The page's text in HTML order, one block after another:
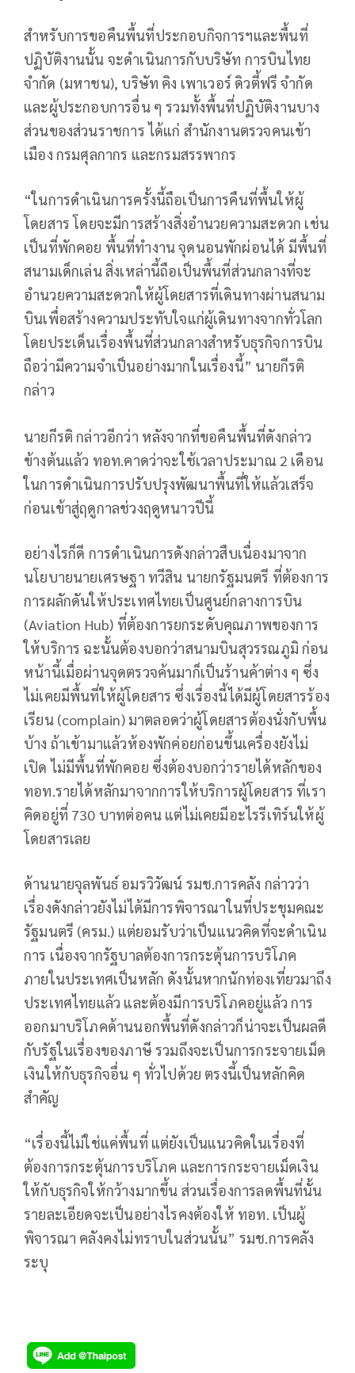
สำหรับการขอคืนพื้นที่ประกอบกิจการฯและพื้นที่
ปฏิบัติงานนั้น จะดำเนินการกับบริษัท การบินไทย
จำกัด (มหาชน), บริษัท คิง เพาเวอร์ ดิวตี้ฟรี จำกัด
และผู้ประกอบการอื่น ๆ รวมทั้งพื้นที่ปฏิบัติงานบาง
ส่วนของส่วนราชการ ได้แก่ สำนักงานตรวจคนเข้า
เมือง กรมศุลกากร และกรมสรรพากร
“ในการดำเนินการครั้งนี้ถือเป็นการคืนที่พื้นให้ผู้
โดยสาร โดยจะมีการสร้างสิ่งอำนวยความสะดวก เช่น
เป็นที่พักคอย พื้นที่ทำงาน จุดนอนพักผ่อนได้ มีพื้นที่
สนามเด็กเล่น สิ่งเหล่านี้ถือเป็นพื้นที่ส่วนกลางที่จะ
อำนวยความสะดวกให้ผู้โดยสารที่เดินทางผ่านสนาม
บินเพื่อสร้างความประทับใจแก่ผู้เดินทางจากทั่วโลก
โดยประเด็นเรื่องพื้นที่ส่วนกลางสำหรับธุรกิจการบิน
ถือว่ามีความจำเป็นอย่างมากในเรื่องนี้” นายกีรติ
กล่าว
นายกีรติ กล่าวอีกว่า หลังจากที่ขอคืนพื้นที่ดังกล่าว
ข้างต้นแล้ว ทอท.คาดว่าจะใช้เวลาประมาณ 2 เดือน
ในการดำเนินการปรับปรุงพัฒนาพื้นที่ให้แล้วเสร็จ
ก่อนเข้าสู่ฤดูกาลช่วงฤดูหนาวปีนี้
อย่างไรก็ดี การดำเนินการดังกล่าวสืบเนื่องมาจาก
นโยบายนายเศรษฐา ทวีสิน นายกรัฐมนตรี ที่ต้องการ
การผลักดันให้ประเทศไทยเป็นศูนย์กลางการบิน
(Aviation Hub) ที่ต้องการยกระดับคุณภาพของการ
ให้บริการ ฉะนั้นต้องบอกว่าสนามบินสุวรรณภูมิ ก่อน
หน้านี้เมื่อผ่านจุดตรวจค้นมาก็เป็นร้านค้าต่าง ๆ ซึ่ง
ไม่เคยมีพื้นที่ให้ผู้โดยสาร ซึ่งเรื่องนี้ได้มีผู้โดยสารร้อง
เรียน (complain) มาตลอดว่าผู้โดยสารต้องนั่งกับพื้น
บ้าง ถ้าเข้ามาแล้วห้องพักค่อยก่อนขึ้นเครื่องยังไม่
เปิด ไม่มีพื้นที่พักคอย ซึ่งต้องบอกว่ารายได้หลักของ
ทอท.รายได้หลักมาจากการให้บริการผู้โดยสาร ที่เรา
คิดอยู่ที่ 730 บาทต่อคน แต่ไม่เคยมีอะไรรีเทิร์นให้ผู้
โดยสารเลย
ด้านนายจุลพันธ์ อมรวิวัฒน์ รมช.การคลัง กล่าวว่า
เรื่องดังกล่าวยังไม่ได้มีการพิจารณาในที่ประชุมคณะ
รัฐมนตรี (ครม.) แต่ยอมรับว่าเป็นแนวคิดที่จะดำเนิน
การ เนื่องจากรัฐบาลต้องการกระตุ้นการบริโภค
ภายในประเทศเป็นหลัก ดังนั้นหากนักท่องเที่ยวมาถึง
ประเทศไทยแล้ว และต้องมีการบริโภคอยู่แล้ว การ
ออกมาบริโภคด้านนอกพื้นที่ดังกล่าวก็น่าจะเป็นผลดี
กับรัฐในเรื่องของภาษี รวมถึงจะเป็นการกระจายเม็ด
เงินให้กับธุรกิจอื่น ๆ ทั่วไปด้วย ตรงนี้เป็นหลักคิด
สำคัญ
“เรื่องนี้ไม่ใช่แค่พื้นที่ แต่ยังเป็นแนวคิดในเรื่องที่
ต้องการกระตุ้นการบริโภค และการกระจายเม็ดเงิน
ให้กับธุรกิจให้กว้างมากขึ้น ส่วนเรื่องการลดพื้นที่นั้น
รายละเอียดจะเป็นอย่างไรคงต้องให้ ทอท. เป็นผู้
พิจารณา คลังคงไม่ทราบในส่วนนั้น” รมช.การคลัง
ระบุ